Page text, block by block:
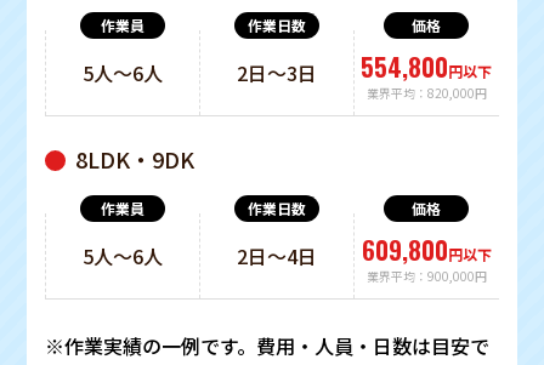
5人〜6人 2日〜3日 554,800円以下
業界平均：820,000円
8LDK・9DK
5人〜6人 2日〜4日 609,800円以下
業界平均：900,000円
※作業実績の一例です。費用・人員・日数は目安で